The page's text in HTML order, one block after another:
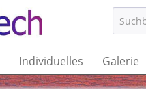
Individuelles Galerie